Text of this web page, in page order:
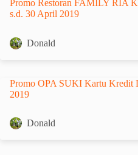
Promo Restoran FAMILY RIA
s.d. 30 April 2019
Donald
Promo OPA SUKI Kartu Kredit
2019
Donald